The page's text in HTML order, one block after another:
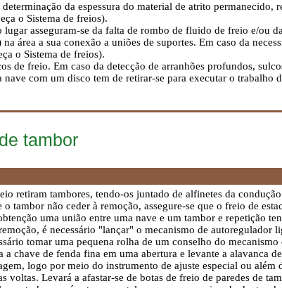
da espessura do material de atrito permanecido,
o Sistema de freios).
lugar asseguram-se da falta de rombo de fluido de freio e/ou
área a sua conexão a uniões de suportes. Em caso da
o Sistema de freios).
de freio. Em caso da detecção de arranhões profundos,
nave com um disco tem de retirar-se para executar o trabalho
tambor
retiram tambores, tendo-os juntado de alfinetes da
tambor não ceder à remoção, assegure-se que o freio de
uma união entre uma nave e um tambor e repetição
é necessário "lançar" o mecanismo de autoregulador
tomar uma pequena rolha de um conselho do mecanismo
chave de fenda fina em uma abertura e levante a alavanca
logo por meio do instrumento de ajuste especial ou além
voltas. Levará a afastar-se de botas de freio de paredes de